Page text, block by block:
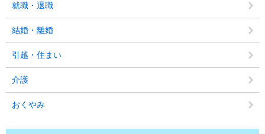
就職・退職
結婚・離婚
引越・住まい
介護
おくやみ